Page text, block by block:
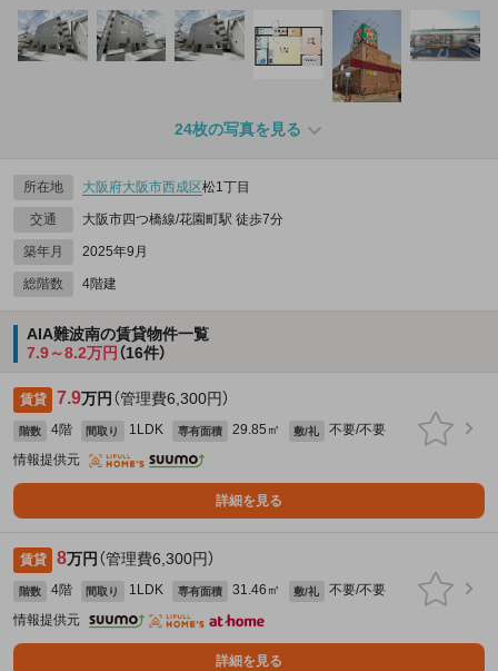
24枚の写真を見る
所在地 大阪府大阪市西成区松1丁目
交通 大阪市四つ橋線/花園町駅 徒歩7分
築年月 2025年9月
総階数 4階建
AIA難波南の賃貸物件一覧
7.9～8.2万円 （16件）
賃貸 7.9万円 （管理費6,300円）
階数 4階 間取り 1LDK 専有面積 29.85㎡ 敷/礼
不要/不要
情報提供元
詳細を見る
賃貸 8万円 （管理費6,300円）
階数 4階 間取り 1LDK 専有面積 31.46㎡ 敷/礼
不要/不要
情報提供元
詳細を見る